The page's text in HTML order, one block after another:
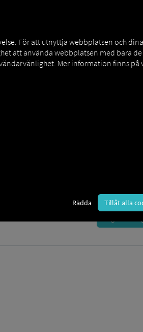
Registrera
För att utnyttja webbplatsen och dina
att använda webbplatsen med bara de
Mer information finns på
Rädda Tillåt alla